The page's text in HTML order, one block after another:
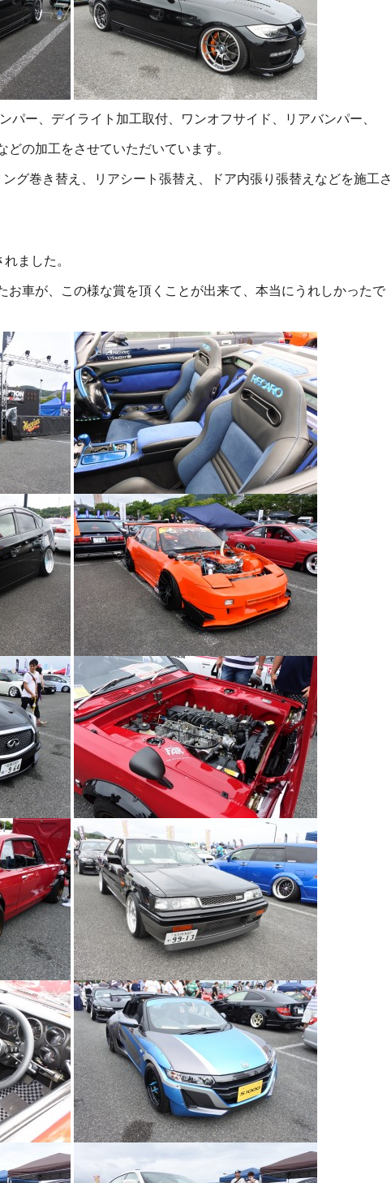
、デイライト加工取付、ワンオフサイド、リアバンパー、
の加工をさせていただいています。
グ巻き替え、リアシート張替え、ドア内張り張替えなどを施工さ
ました。
お車が、この様な賞を頂くことが出来て、本当にうれしかったで